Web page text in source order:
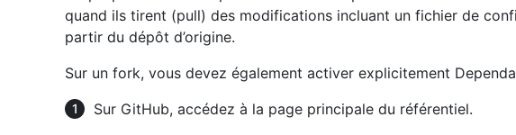
quand ils tirent (pull) des modifications incluant un fichier de
partir du dépôt d’origine.
Sur un fork, vous devez également activer explicitement
Sur GitHub, accédez à la page principale du référentiel.